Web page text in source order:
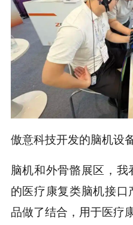
傲意科技开发的脑机设
脑机和外骨骼展区，
的医疗康复类脑机接
品做了结合，用于医疗康